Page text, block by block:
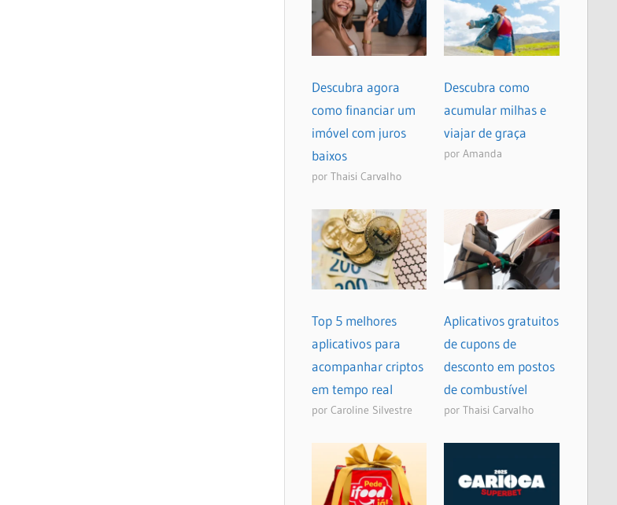
Descubra agora
como financiar um
imóvel com juros
baixos
por Thaisi Carvalho
Descubra como
acumular milhas e
viajar de graça
por Amanda
Top 5 melhores
aplicativos para
acompanhar criptos
em tempo real
por Caroline Silvestre
Aplicativos gratuitos
de cupons de
desconto em postos
de combustível
por Thaisi Carvalho